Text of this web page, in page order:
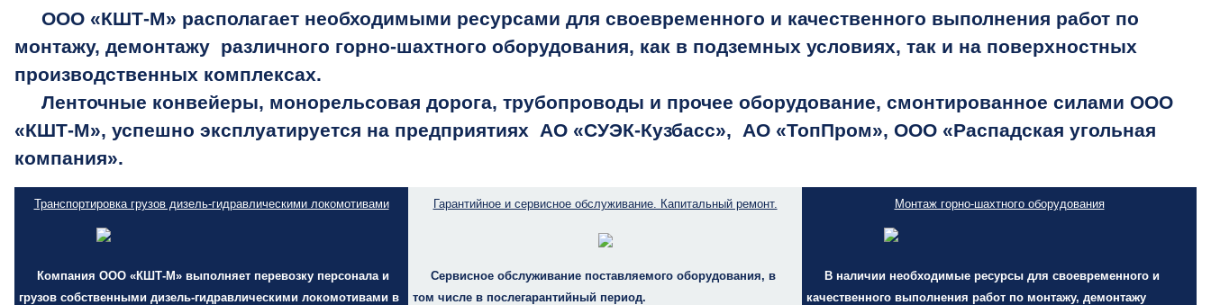
ООО «КШТ-М» располагает необходимыми ресурсами для своевременного и качественного выполнения работ по
монтажу, демонтажу различного горно-шахтного оборудования, как в подземных условиях, так и на поверхностных
производственных комплексах.
Ленточные конвейеры, монорельсовая дорога, трубопроводы и прочее оборудование, смонтированное силами ООО
«КШТ-М», успешно эксплуатируется на предприятиях АО «СУЭК-Кузбасс», АО «ТопПром», ООО «Распадская угольная
компания».
Транспортировка грузов дизель-гидравлическими локомотивами
Компания ООО «КШТ-М» выполняет перевозку персонала и
грузов собственными дизель-гидравлическими локомотивами в
Гарантийное и сервисное обслуживание. Капитальный ремонт.
Сервисное обслуживание поставляемого оборудования, в
том числе в послегарантийный период.
Монтаж горно-шахтного оборудования
В наличии необходимые ресурсы для своевременного и
качественного выполнения работ по монтажу, демонтажу